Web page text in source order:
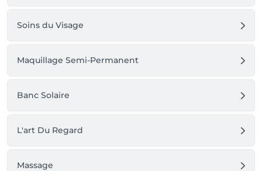
Soins du Visage
Maquillage Semi-Permanent
Banc Solaire
L'art Du Regard
Massage